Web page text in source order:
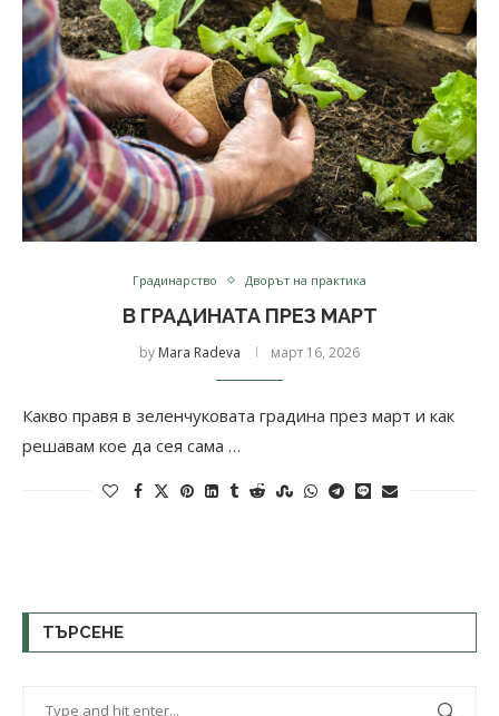
Градинарство Дворът на практика
В ГРАДИНАТА ПРЕЗ МАРТ
by Mara Radeva март 16, 2026
Какво правя в зеленчуковата градина през март и как
решавам кое да сея сама …
ТЪРСЕНЕ